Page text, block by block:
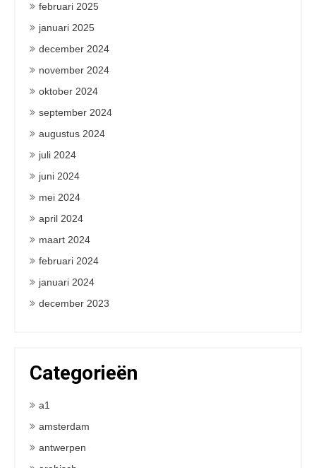
februari 2025
januari 2025
december 2024
november 2024
oktober 2024
september 2024
augustus 2024
juli 2024
juni 2024
mei 2024
april 2024
maart 2024
februari 2024
januari 2024
december 2023
Categorieën
a1
amsterdam
antwerpen